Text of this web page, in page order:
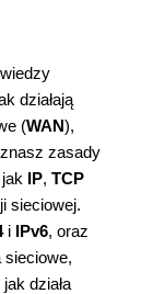
działają
(WAN),
zasady
IP, TCP
sieciowej.
i IPv6, oraz
sieciowe,
działa